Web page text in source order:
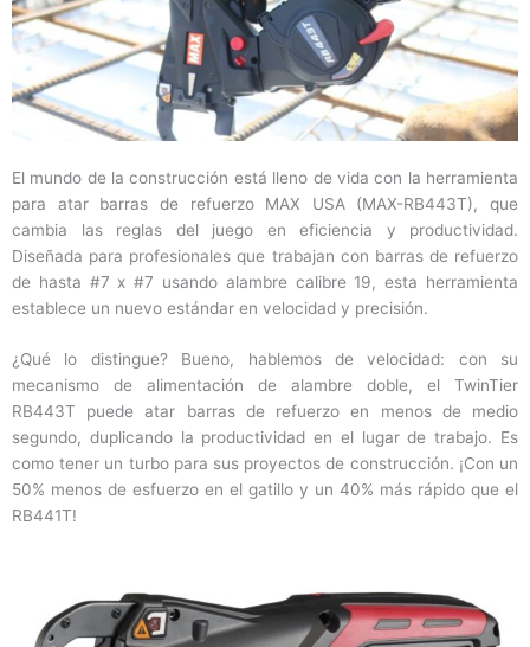
El mundo de la construcción está lleno de vida con la herramienta
para atar barras de refuerzo MAX USA (MAX-RB443T), que
cambia las reglas del juego en eficiencia y productividad.
Diseñada para profesionales que trabajan con barras de refuerzo
de hasta #7 x #7 usando alambre calibre 19, esta herramienta
establece un nuevo estándar en velocidad y precisión.
¿Qué lo distingue? Bueno, hablemos de velocidad: con su
mecanismo de alimentación de alambre doble, el TwinTier
RB443T puede atar barras de refuerzo en menos de medio
segundo, duplicando la productividad en el lugar de trabajo. Es
como tener un turbo para sus proyectos de construcción. ¡Con un
50% menos de esfuerzo en el gatillo y un 40% más rápido que el
RB441T!